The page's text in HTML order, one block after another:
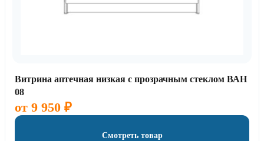
Витрина аптечная низкая с прозрачным стеклом ВАН
08
от 9 950 ₽
Смотреть товар